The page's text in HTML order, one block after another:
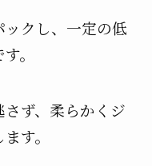
クし、一定の低
。
ず、柔らかくジ
す。